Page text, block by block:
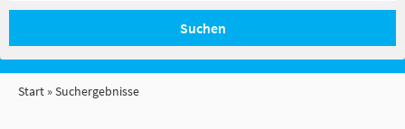
Suchen
Start Suchergebnisse